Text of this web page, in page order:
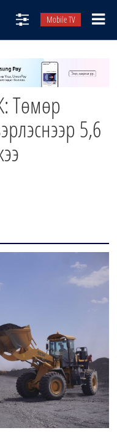
Mobile TV
Төмөр
5,6